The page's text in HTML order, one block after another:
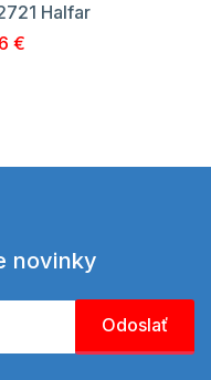
Halfar
€
novinky